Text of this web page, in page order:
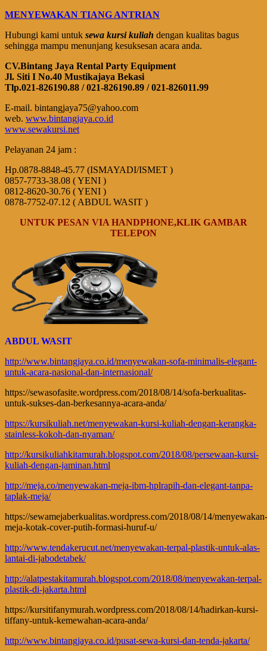
MENYEWAKAN TIANG ANTRIAN
Hubungi kami untuk sewa kursi kuliah dengan kualitas bagus
sehingga mampu menunjang kesuksesan acara anda.
CV.Bintang Jaya Rental Party Equipment
Jl. Siti I No.40 Mustikajaya Bekasi
Tlp.021-826190.88 / 021-826190.89 / 021-826011.99
E-mail. bintangjaya75@yahoo.com
web. www.bintangjaya.co.id
www.sewakursi.net
Pelayanan 24 jam :
Hp.0878-8848-45.77 (ISMAYADI/ISMET )
0857-7733-38.08 ( YENI )
0812-8620-30.76 ( YENI )
0878-7752-07.12 ( ABDUL WASIT )
UNTUK PESAN VIA HANDPHONE,KLIK GAMBAR
TELEPON
ABDUL WASIT
http://www.bintangjaya.co.id/menyewakan-sofa-minimalis-elegant-
untuk-acara-nasional-dan-internasional/
https://sewasofasite.wordpress.com/2018/08/14/sofa-berkualitas-
untuk-sukses-dan-berkesannya-acara-anda/
https://kursikuliah.net/menyewakan-kursi-kuliah-dengan-kerangka-
stainless-kokoh-dan-nyaman/
http://kursikuliahkitamurah.blogspot.com/2018/08/persewaan-kursi-
kuliah-dengan-jaminan.html
http://meja.co/menyewakan-meja-ibm-hplrapih-dan-elegant-tanpa-
taplak-meja/
https://sewamejaberkualitas.wordpress.com/2018/08/14/menyewakan-
meja-kotak-cover-putih-formasi-huruf-u/
http://www.tendakerucut.net/menyewakan-terpal-plastik-untuk-alas-
lantai-di-jabodetabek/
http://alatpestakitamurah.blogspot.com/2018/08/menyewakan-terpal-
plastik-di-jakarta.html
https://kursitifanymurah.wordpress.com/2018/08/14/hadirkan-kursi-
tiffany-untuk-kemewahan-acara-anda/
http://www.bintangjaya.co.id/pusat-sewa-kursi-dan-tenda-jakarta/